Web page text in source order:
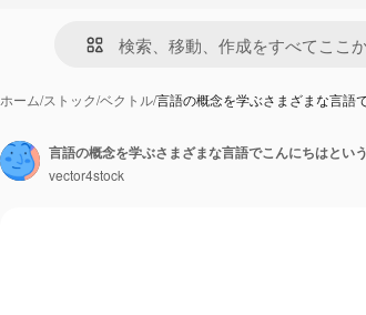
ホーム/ストック/ベクトル/言語の概念を学ぶさまざまな言語
言語の概念を学ぶさまざまな言語でこんにちはとい
vector4stock